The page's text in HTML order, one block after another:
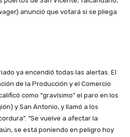
anunció que votará si se pliega
ya encendió todas las alertas. El
de la Producción y el Comercio
como “gravísimo” el paro en los
y San Antonio, y llamó a los
“Se vuelve a afectar la
se está poniendo en peligro hoy